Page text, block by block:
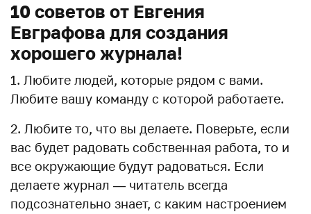
10 советов от Евгения
Евграфова для создания
хорошего журнала!
1. Любите людей, которые рядом с вами.
Любите вашу команду с которой работаете.
2. Любите то, что вы делаете. Поверьте, если
вас будет радовать собственная работа, то и
все окружающие будут радоваться. Если
делаете журнал — читатель всегда
подсознательно знает, с каким настроением